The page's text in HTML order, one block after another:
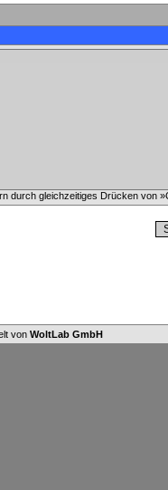
durch gleichzeitiges Drücken von
von WoltLab GmbH